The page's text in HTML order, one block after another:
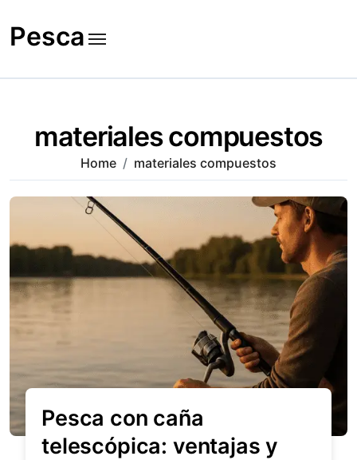
to
content
Pesca
materiales compuestos
Home materiales compuestos
Pesca con caña
telescópica: ventajas y